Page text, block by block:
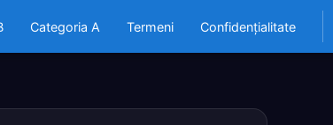
Categoria A Termeni Confidențialitate